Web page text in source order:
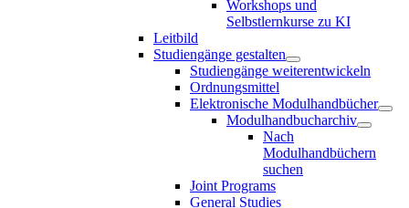
Workshops und
Selbstlernkurse zu KI
Leitbild
Studiengänge gestalten
Studiengänge weiterentwickeln
Ordnungsmittel
Elektronische Modulhandbücher
Modulhandbucharchiv
Nach
Modulhandbüchern
suchen
Joint Programs
General Studies